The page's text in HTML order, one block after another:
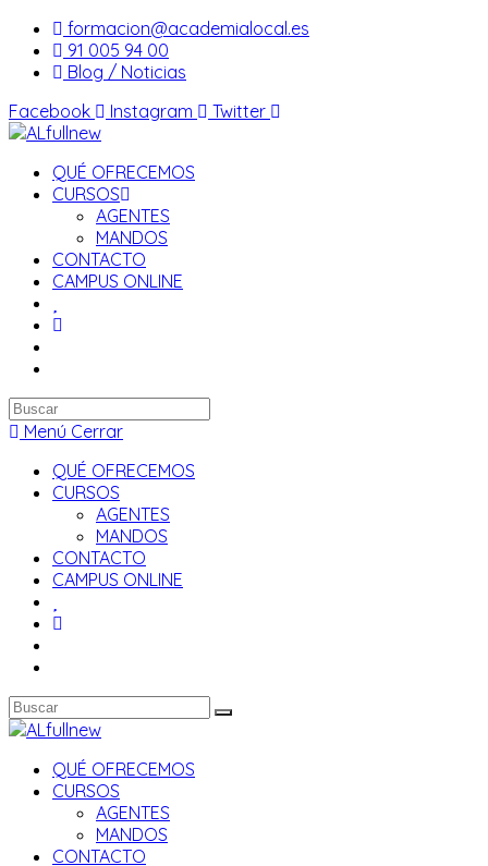
Saltar
contenido
formacion@academialocal.es
91 005 94 00
Blog / Noticias
Facebook
Instagram Twitter
QUÉ OFRECEMOS
CURSOS
AGENTES
MANDOS
CONTACTO
CAMPUS ONLINE
Buscar
en
web
Menú Cerrar
QUÉ OFRECEMOS
CURSOS
AGENTES
MANDOS
CONTACTO
CAMPUS ONLINE
QUÉ OFRECEMOS
CURSOS
AGENTES
MANDOS
CONTACTO